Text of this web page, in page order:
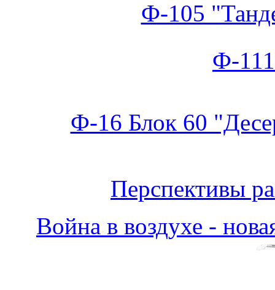
Ф-105
Ф-111
Ф-16 Блок 60
Перспективы
Война в воздухе -